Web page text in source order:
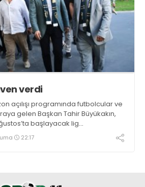
verdi
açılışı programında futbolcular ve
gelen Başkan Tahir Büyükakın,
başlayacak lig
diledi ve “Yanınızdayım” dedi.
22:17